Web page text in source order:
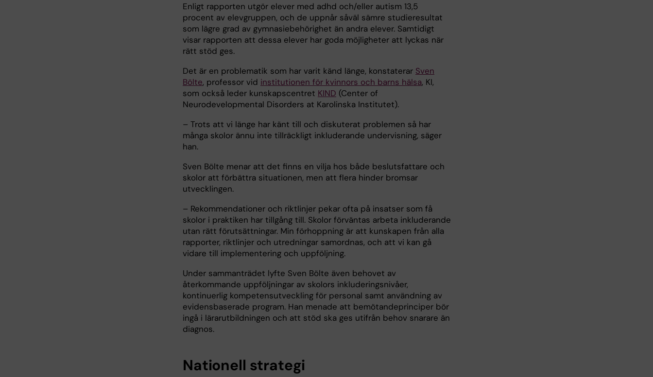
Enligt rapporten utgör elever med adhd och/eller autism 13,5
procent av elevgruppen, och de uppnår såväl sämre studieresultat
som lägre grad av gymnasiebehörighet än andra elever. Samtidigt
visar rapporten att dessa elever har goda möjligheter att lyckas när
rätt stöd ges.
Det är en problematik som har varit känd länge, konstaterar Sven
Bölte, professor vid institutionen för kvinnors och barns hälsa, KI,
som också leder kunskapscentret KIND (Center of
Neurodevelopmental Disorders at Karolinska Institutet).
– Trots att vi länge har känt till och diskuterat problemen så har
många skolor ännu inte tillräckligt inkluderande undervisning, säger
han.
Sven Bölte menar att det finns en vilja hos både beslutsfattare och
skolor att förbättra situationen, men att flera hinder bromsar
utvecklingen.
– Rekommendationer och riktlinjer pekar ofta på insatser som få
skolor i praktiken har tillgång till. Skolor förväntas arbeta inkluderande
utan rätt förutsättningar. Min förhoppning är att kunskapen från alla
rapporter, riktlinjer och utredningar samordnas, och att vi kan gå
vidare till implementering och uppföljning.
Under sammanträdet lyfte Sven Bölte även behovet av
återkommande uppföljningar av skolors inkluderingsnivåer,
kontinuerlig kompetensutveckling för personal samt användning av
evidensbaserade program. Han menade att bemötandeprinciper bör
ingå i lärarutbildningen och att stöd ska ges utifrån behov snarare än
diagnos.
Nationell strategi